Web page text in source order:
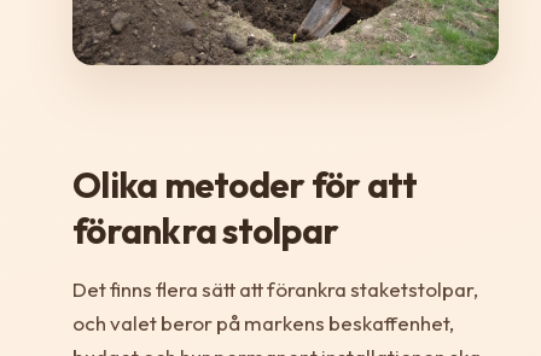
Olika metoder för att
förankra stolpar
Det finns flera sätt att förankra staketstolpar,
och valet beror på markens beskaffenhet,